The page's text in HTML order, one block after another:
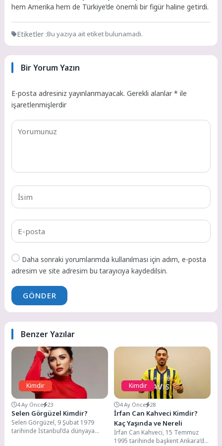
hem Amerika hem de Türkiye’de önemli bir figür haline getirdi.
Etiketler :Bu yazıya ait etiket bulunamadı.
Bir Yorum Yazın
E-posta adresiniz yayınlanmayacak. Gerekli alanlar* ile
işaretlenmişlerdir
Daha sonraki yorumlarımda kullanılması için adım, e-posta
adresim ve site adresim bu tarayıcıya kaydedilsin.
GÖNDER
Benzer Yazılar
Kimdir
4 Ay Önce 23
Selen Görgüzel Kimdir?
Selen Görgüzel, 9 Şubat 1979
tarihinde İstanbul’da dünyaya
Kimdir
4 Ay Önce 28
İrfan Can Kahveci Kimdir?
Kaç Yaşında ve Nereli
İrfan Can Kahveci, 15 Temmuz
1995 tarihinde başkent Ankara’da